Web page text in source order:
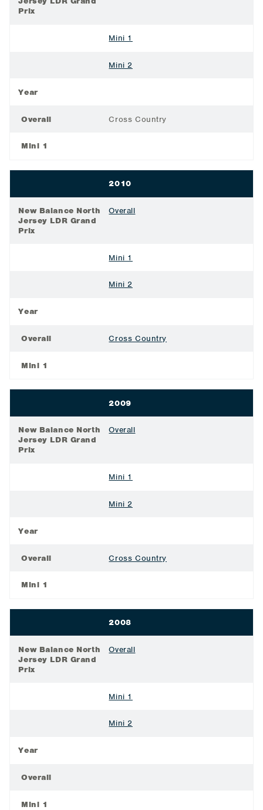
Prix
Mini 1
Mini 2
Year
Overall Cross Country
Mini 1
2010
New Balance North
Jersey LDR Grand
Prix
Overall
Mini 1
Mini 2
Year
Overall Cross Country
Mini 1
2009
New Balance North
Jersey LDR Grand
Prix
Overall
Mini 1
Mini 2
Year
Overall Cross Country
Mini 1
2008
New Balance North
Jersey LDR Grand
Prix
Overall
Mini 1
Mini 2
Year
Overall
Mini 1